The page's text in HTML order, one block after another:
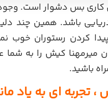
کاری بس دشوار است.
باشد. همین چند
کردن رستوران خوب
کیش را به شما
باشید.
تجربه ای به یاد